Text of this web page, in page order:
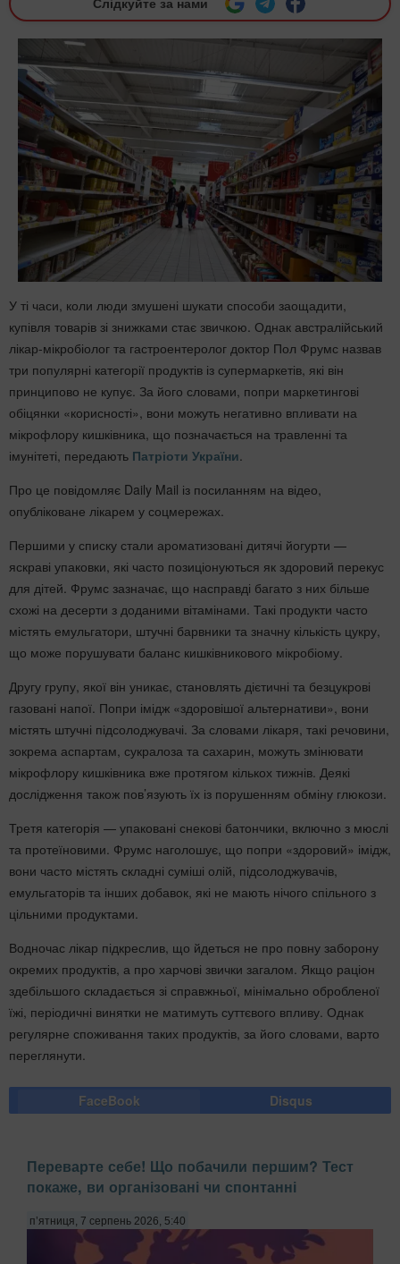
Слідкуйте за нами
У ті часи, коли люди змушені шукати способи заощадити,
купівля товарів зі знижками стає звичкою. Однак австралійський
лікар-мікробіолог та гастроентеролог доктор Пол Фрумс назвав
три популярні категорії продуктів із супермаркетів, які він
принципово не купує. За його словами, попри маркетингові
обіцянки «корисності», вони можуть негативно впливати на
мікрофлору кишківника, що позначається на травленні та
імунітеті, передають Патріоти України.
Про це повідомляє Daily Mail із посиланням на відео,
опубліковане лікарем у соцмережах.
Першими у списку стали ароматизовані дитячі йогурти —
яскраві упаковки, які часто позиціонуються як здоровий перекус
для дітей. Фрумс зазначає, що насправді багато з них більше
схожі на десерти з доданими вітамінами. Такі продукти часто
містять емульгатори, штучні барвники та значну кількість цукру,
що може порушувати баланс кишківникового мікробіому.
Другу групу, якої він уникає, становлять дієтичні та безцукрові
газовані напої. Попри імідж «здоровішої альтернативи», вони
містять штучні підсолоджувачі. За словами лікаря, такі речовини,
зокрема аспартам, сукралоза та сахарин, можуть змінювати
мікрофлору кишківника вже протягом кількох тижнів. Деякі
дослідження також пов’язують їх із порушенням обміну глюкози.
Третя категорія — упаковані снекові батончики, включно з мюслі
та протеїновими. Фрумс наголошує, що попри «здоровий» імідж,
вони часто містять складні суміші олій, підсолоджувачів,
емульгаторів та інших добавок, які не мають нічого спільного з
цільними продуктами.
Водночас лікар підкреслив, що йдеться не про повну заборону
окремих продуктів, а про харчові звички загалом. Якщо раціон
здебільшого складається зі справжньої, мінімально обробленої
їжі, періодичні винятки не матимуть суттєвого впливу. Однак
регулярне споживання таких продуктів, за його словами, варто
переглянути.
FaceBook Disqus
Переварте себе! Що побачили першим? Тест
покаже, ви організовані чи спонтанні
п’ятниця, 7 серпень 2026, 5:40